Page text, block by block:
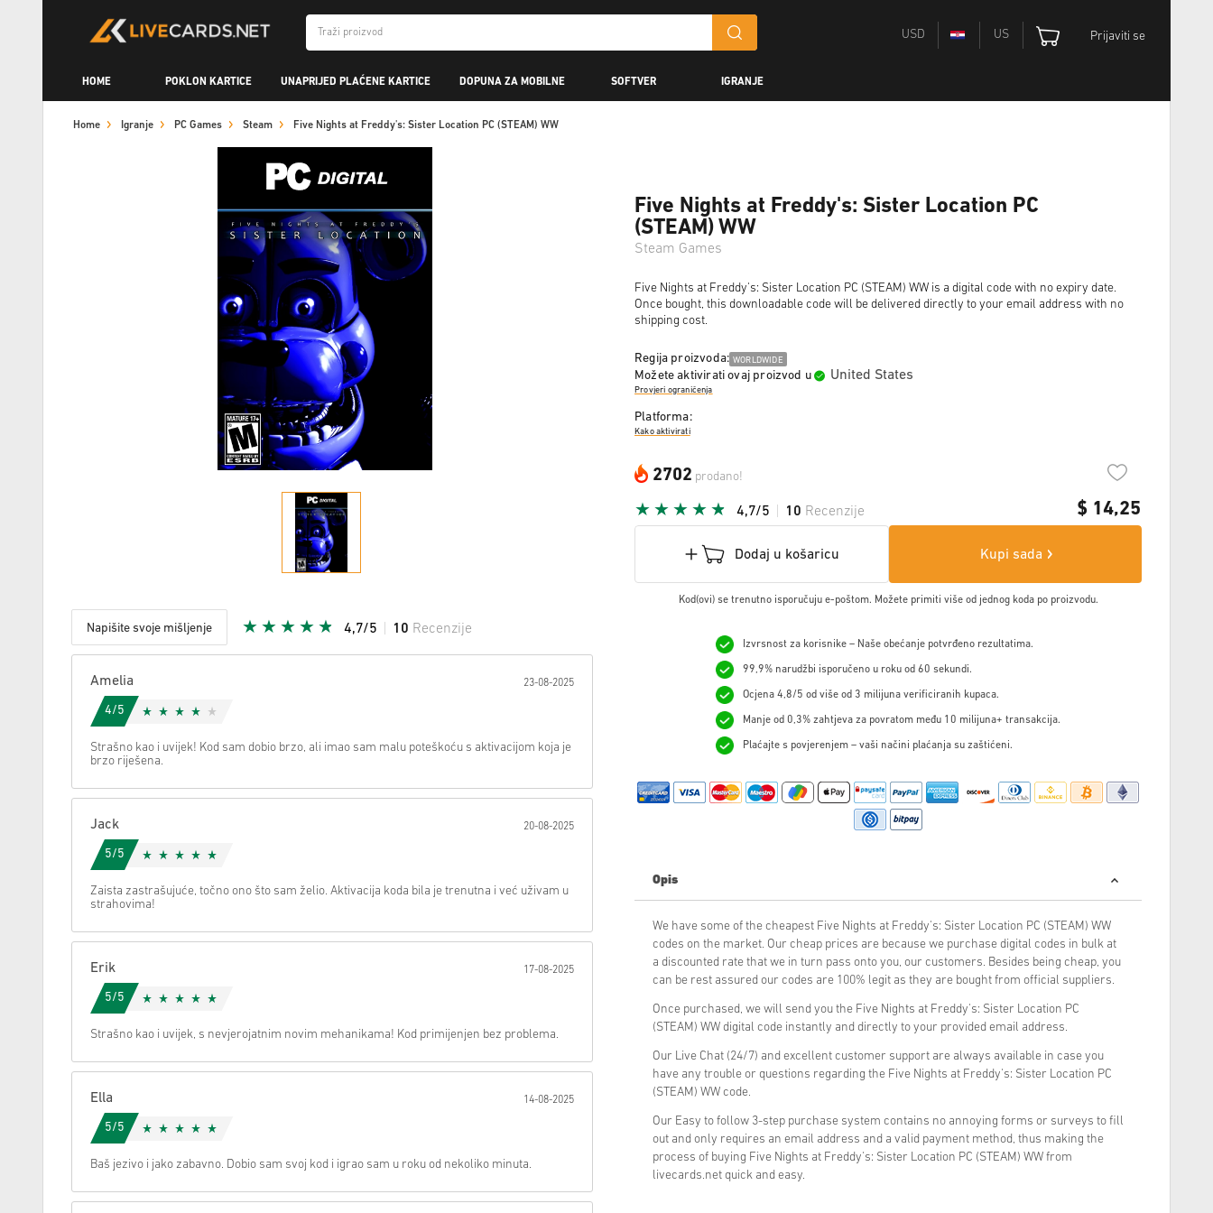
USD US Prijaviti se
HOME POKLON KARTICE UNAPRIJED PLAĆENE KARTICE DOPUNA ZA MOBILNE SOFTVER IGRANJE
Home Igranje PC Games Steam Five Nights at Freddy's: Sister Location PC (STEAM) WW
Napišite svoje mišljenje 4,7/5 10 Recenzije
Možemo li vam pomoći oko nečega?
Amelia 23-08-2025
4/5
Strašno kao i uvijek! Kod sam dobio brzo, ali imao sam malu poteškoću s aktivacijom koja je
brzo riješena.
Jack 20-08-2025
5/5
Zaista zastrašujuće, točno ono što sam želio. Aktivacija koda bila je trenutna i već uživam u
strahovima!
Erik 17-08-2025
5/5
Strašno kao i uvijek, s nevjerojatnim novim mehanikama! Kod primijenjen bez problema.
Ella 14-08-2025
5/5
Baš jezivo i jako zabavno. Dobio sam svoj kod i igrao sam u roku od nekoliko minuta.
Five Nights at Freddy's: Sister Location PC
(STEAM) WW
Steam Games
Five Nights at Freddy's: Sister Location PC (STEAM) WW is a digital code with no expiry date.
Once bought, this downloadable code will be delivered directly to your email address with no
shipping cost.
Regija proizvoda: WORLDWIDE
Možete aktivirati ovaj proizvod u United States
Provjeri ograničenja
Platforma:
Kako aktivirati
2702 prodano!
$ 14,25
4,7/5 10 Recenzije
Dodaj u košaricu Kupi sada
Kod(ovi) se trenutno isporučuju e-poštom. Možete primiti više od jednog koda po proizvodu.
Izvrsnost za korisnike – Naše obećanje potvrđeno rezultatima.
99,9% narudžbi isporučeno u roku od 60 sekundi.
Ocjena 4,8/5 od više od 3 milijuna verificiranih kupaca.
Manje od 0,3% zahtjeva za povratom među 10 milijuna+ transakcija.
Plaćajte s povjerenjem – vaši načini plaćanja su zaštićeni.
Opis
We have some of the cheapest Five Nights at Freddy's: Sister Location PC (STEAM) WW
codes on the market. Our cheap prices are because we purchase digital codes in bulk at
a discounted rate that we in turn pass onto you, our customers. Besides being cheap, you
can be rest assured our codes are 100% legit as they are bought from official suppliers.
Once purchased, we will send you the Five Nights at Freddy's: Sister Location PC
(STEAM) WW digital code instantly and directly to your provided email address.
Our Live Chat (24/7) and excellent customer support are always available in case you
have any trouble or questions regarding the Five Nights at Freddy's: Sister Location PC
(STEAM) WW code.
Our Easy to follow 3-step purchase system contains no annoying forms or surveys to fill
out and only requires an email address and a valid payment method, thus making the
process of buying Five Nights at Freddy's: Sister Location PC (STEAM) WW from
livecards.net quick and easy.